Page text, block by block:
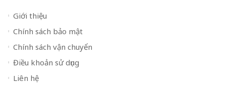
Giới thiệu
Chính sách bảo mật
Chính sách vận chuyển
Điều khoản sử dụng
Liên hệ